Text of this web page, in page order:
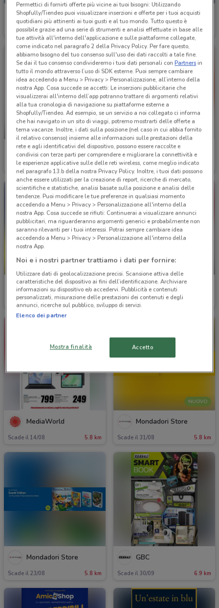
LaFeltrinelli
Scade il 31/08 4.4 km
Gamelife
Scade il 12/11 4.6 km
NUOVO
Giunti al Punto
Scade il 16/08 5.5 km
Giunti al Punto
Scade il 16/08 5.5 km
Giunti al Punto
Scade domenica 5.5 km
MediaWorld
Scade domenica
MediaWorld
Scade il 14/08 5.8 km
NUOVO
Mondadori Store
Scade il 31/08 5.8 km
Mondadori Store
Scade il 23/08 5.8 km
GBC
Scade il 30/09 6.9 km
Permettici di fornirti offerte più vicine ai tuoi bisogni: Utilizzando
Shopfully/Tiendeo puoi visualizzare inserzioni e offerte per i tuoi acquisti
quotidiani più attinenti ai tuoi gusti e al tuo mondo. Tutto questo è
possibile grazie ad una serie di strumenti e analisi effettuate in base alle
tue attività all'interno dell'applicazione e sulle piattaforme collegate,
come indicato nel paragrafo 2 della Privacy Policy. Per fare questo,
abbiamo bisogno del tuo consenso sull'uso dei dati raccolti a tale fine.
Se dai il tuo consenso condivideremo i tuoi dati personali conPartnersin
tutto il mondo attraverso l’uso di SDK esterne. Puoi sempre cambiare
idea accedendo a Menu > Privacy > Personalizzazione, all’interno della
nostra App. Cosa succede se accetti: Le inserzioni pubblicitarie che
visualizzerai all'interno dell’app potranno trattare di argomenti relativi
alla tua cronologia di navigazione su piattaforme esterne a
Shopfully/Tiendeo. Ad esempio, se un servizio a noi collegato ci informa
che hai navigato in un sito di viaggi, potremo mostrarti delle offerte a
tema vacanze. Inoltre, i dati sulla posizione (nel caso in cui abbia fornito
il relativo consenso) insieme alle informazioni sulle prestazioni della
rete e agli identificativi del dispositivo, possono essere raccolte e
condivisi con terze parti per comprendere e migliorare la connettività e
le esperienze applicative sulle delle reti wireless, come meglio indicato
nel paragrafo 13.b della nostra Privacy Policy. Inoltre, i tuoi dati possono
anche essere utilizzati per la creazione di report, ricerche di mercato,
scientifiche e statistiche, analisi basate sulla posizione e analisi delle
tendenze. Puoi modificare le tue preferenze in qualsiasi momento
accedendo a Menu > Privacy > Personalizzazione all'interno della
nostra App. Cosa succede se rifiuti: Continuerai a visualizzare annunci
pubblicitari, ma riguarderanno argomenti generici e probabilmente non
saranno rilevanti per i tuoi interessi. Potrai sempre cambiare idea
accedendo a Menu > Privacy > Personalizzazione all'interno della
nostra App.
Noi e i nostri partner trattiamo i dati per fornire:
Utilizzare dati di geolocalizzazione precisi. Scansione attiva delle
caratteristiche del dispositivo ai fini dell’identificazione. Archiviare
informazioni su dispositivo e/o accedervi. Pubblicità e contenuti
personalizzati, misurazione delle prestazioni dei contenuti e degli
annunci, ricerche sul pubblico, sviluppo di servizi.
Elenco dei partner
Mostra finalità Accetto